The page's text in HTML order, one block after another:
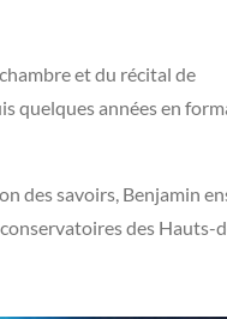
et du récital de
quelques années en
des savoirs, Benjamin
des Hauts-